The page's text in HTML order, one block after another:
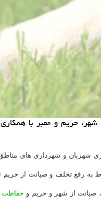
103 هزار عملیات و ماموریت تخصصی در حوزه
از شهر و حریم و حفاظت